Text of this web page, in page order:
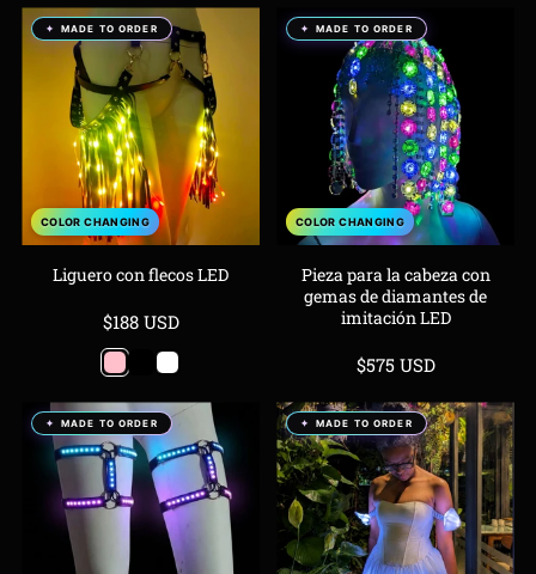
venta
COLOR CHANGING
MADE TO ORDER
Liguero con flecos LED
Precio
de
venta
$188 USD
Pink BlackWhite
COLOR CHANGING
MADE TO ORDER
Pieza para la cabeza con
gemas de diamantes de
imitación LED
Precio
venta
$575 USD
MADE TO ORDER MADE TO ORDER